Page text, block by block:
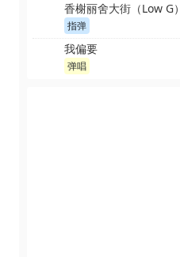
香榭丽舍大街（Low G）
指弹
我偏要
弹唱